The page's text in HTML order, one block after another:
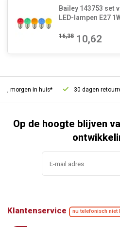
Bailey 143753 set
LED-lampen E27
16,38 10,62
morgen in huis* 30 dagen
Op de hoogte blijven
Klantenservice nu telefonisch niet